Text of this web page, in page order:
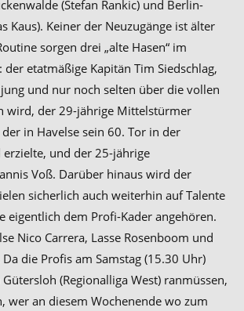
(Stefan Rankic) und Berlin-
Kaus). Keiner der Neuzugänge ist älter
sorgen drei „alte Hasen“ im
etatmäßige Kapitän Tim Siedschlag,
und nur noch selten über die vollen
wird, der 29-jährige Mittelstürmer
in Havelse sein 60. Tor in der
erzielte, und der 25-jährige
Voß. Darüber hinaus wird der
sicherlich auch weiterhin auf Talente
eigentlich dem Profi-Kader angehören.
Nico Carrera, Lasse Rosenboom und
die Profis am Samstag (15.30 Uhr)
(Regionalliga West) ranmüssen,
wer an diesem Wochenende wo zum